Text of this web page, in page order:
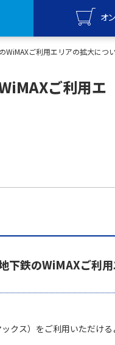
オ
UQ
UQ
WiMAXご利用エリアの拡大につ
ご利用エ
下鉄のWiMAXご利
クス）をご利用いただけ